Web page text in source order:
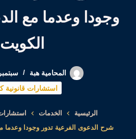
وجودا وعدما مع
الكويت
المحامية هبة
سبتمبر 6, 2025
استشارات قانونية
الرئيسية الخدمات
شرح الدعوى الفرعية تدور وجودا وعدما